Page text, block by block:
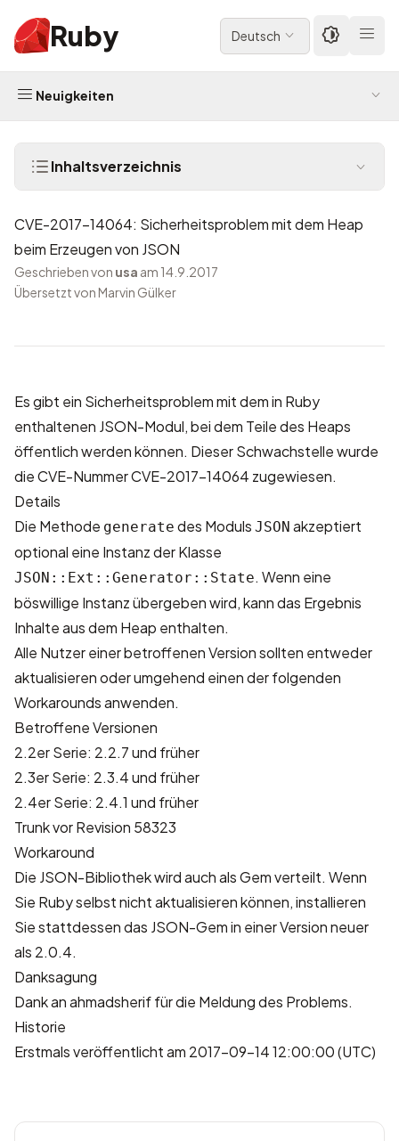
Ruby Deutsch
Neuigkeiten
Inhaltsverzeichnis
CVE-2017-14064: Sicherheitsproblem mit dem Heap
beim Erzeugen von JSON
Geschrieben von usa am 14.9.2017
Übersetzt von Marvin Gülker
Es gibt ein Sicherheitsproblem mit dem in Ruby
enthaltenen JSON-Modul, bei dem Teile des Heaps
öffentlich werden können. Dieser Schwachstelle wurde
die CVE-NummerCVE-2017-14064 zugewiesen.
Details
Die Methode generate des Moduls JSON akzeptiert
optional eine Instanz der Klasse
JSON::Ext::Generator::State. Wenn eine
böswillige Instanz übergeben wird, kann das Ergebnis
Inhalte aus dem Heap enthalten.
Alle Nutzer einer betroffenen Version sollten entweder
aktualisieren oder umgehend einen der folgenden
Workarounds anwenden.
Betroffene Versionen
2.2er Serie: 2.2.7 und früher
2.3er Serie: 2.3.4 und früher
2.4er Serie: 2.4.1 und früher
Trunk vor Revision 58323
Workaround
Die JSON-Bibliothek wird auch als Gem verteilt. Wenn
Sie Ruby selbst nicht aktualisieren können, installieren
Sie stattdessen das JSON-Gem in einer Version neuer
als 2.0.4.
Danksagung
Dank anahmadsheriffür die Meldung des Problems.
Historie
Erstmals veröffentlicht am 2017-09-14 12:00:00 (UTC)